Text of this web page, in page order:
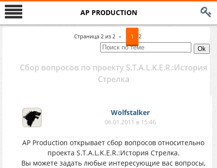
AP PRODUCTION
Страница 2 из 2 « 1 2
Сбор вопросов по проекту S.T.A.L.K.E.R.:История
Стрелка
Wolfstalker
06.01.2011 в 15:46
AP Production открывает сбор вопросов относительно
проекта S.T.A.L.K.E.R.:История Стрелка.
Вы можете задать любые интересующие вас вопросы,